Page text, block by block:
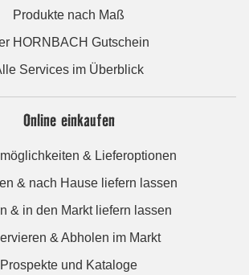
Produkte nach Maß
HORNBACH Gutschein
Services im Überblick
Online einkaufen
& Lieferoptionen
& nach Hause liefern lassen
& in den Markt liefern lassen
& Abholen im Markt
Prospekte und Kataloge